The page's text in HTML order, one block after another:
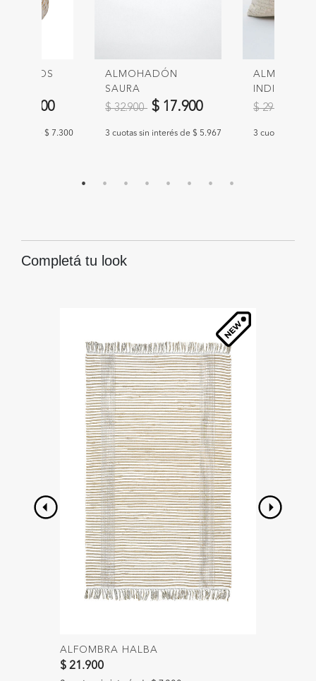
de
$ 21.900
interés de $ 7.300
ALMOHADÓN
SAURA
Precio reducido de
$ 32.900 a$ 17.900
3 cuotas sin interés de $ 5.967
INDIRA
Precio
$ 29.900
3 cuotas sin
Completá tu look
ALFOMBRA HALBA
$ 21.900